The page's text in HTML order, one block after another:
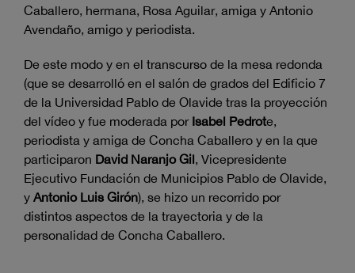
Caballero, hermana, Rosa Aguilar, amiga y Antonio
Avendaño, amigo y periodista.
De este modo y en el transcurso de la mesa redonda
(que se desarrolló en el salón de grados del Edificio 7
de la Universidad Pablo de Olavide tras la proyección
del vídeo y fue moderada por Isabel Pedrote,
periodista y amiga de Concha Caballero y en la que
participaron David Naranjo Gil, Vicepresidente
Ejecutivo Fundación de Municipios Pablo de Olavide,
y Antonio Luis Girón), se hizo un recorrido por
distintos aspectos de la trayectoria y de la
personalidad de Concha Caballero.